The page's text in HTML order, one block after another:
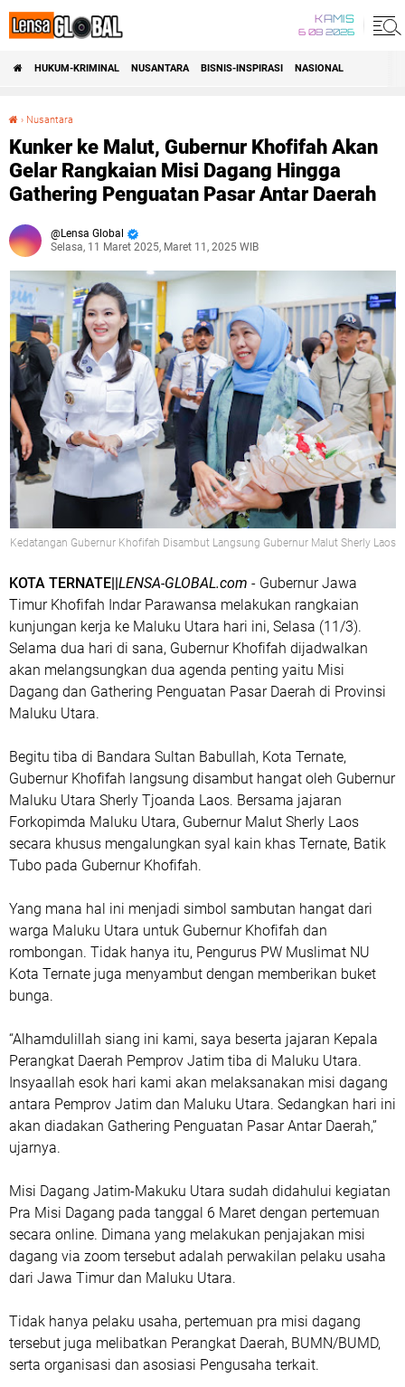
KAMIS
6 08 2026
HUKUM-KRIMINAL NUSANTARA BISNIS-INSPIRASI NASIONAL
› Nusantara
Kunker ke Malut, Gubernur Khofifah Akan
Gelar Rangkaian Misi Dagang Hingga
Gathering Penguatan Pasar Antar Daerah
Lensa Global
Selasa, 11 Maret 2025, Maret 11, 2025 WIB
Kedatangan Gubernur Khofifah Disambut Langsung Gubernur Malut Sherly Laos
KOTA TERNATE||LENSA-GLOBAL.com - Gubernur Jawa
Timur Khofifah Indar Parawansa melakukan rangkaian
kunjungan kerja ke Maluku Utara hari ini, Selasa (11/3).
Selama dua hari di sana, Gubernur Khofifah dijadwalkan
akan melangsungkan dua agenda penting yaitu Misi
Dagang dan Gathering Penguatan Pasar Daerah di Provinsi
Maluku Utara.
Begitu tiba di Bandara Sultan Babullah, Kota Ternate,
Gubernur Khofifah langsung disambut hangat oleh Gubernur
Maluku Utara Sherly Tjoanda Laos. Bersama jajaran
Forkopimda Maluku Utara, Gubernur Malut Sherly Laos
secara khusus mengalungkan syal kain khas Ternate, Batik
Tubo pada Gubernur Khofifah.
Yang mana hal ini menjadi simbol sambutan hangat dari
warga Maluku Utara untuk Gubernur Khofifah dan
rombongan. Tidak hanya itu, Pengurus PW Muslimat NU
Kota Ternate juga menyambut dengan memberikan buket
bunga.
“Alhamdulillah siang ini kami, saya beserta jajaran Kepala
Perangkat Daerah Pemprov Jatim tiba di Maluku Utara.
Insyaallah esok hari kami akan melaksanakan misi dagang
antara Pemprov Jatim dan Maluku Utara. Sedangkan hari ini
akan diadakan Gathering Penguatan Pasar Antar Daerah,”
ujarnya.
Misi Dagang Jatim-Makuku Utara sudah didahului kegiatan
Pra Misi Dagang pada tanggal 6 Maret dengan pertemuan
secara online. Dimana yang melakukan penjajakan misi
dagang via zoom tersebut adalah perwakilan pelaku usaha
dari Jawa Timur dan Maluku Utara.
Tidak hanya pelaku usaha, pertemuan pra misi dagang
tersebut juga melibatkan Perangkat Daerah, BUMN/BUMD,
serta organisasi dan asosiasi Pengusaha terkait.